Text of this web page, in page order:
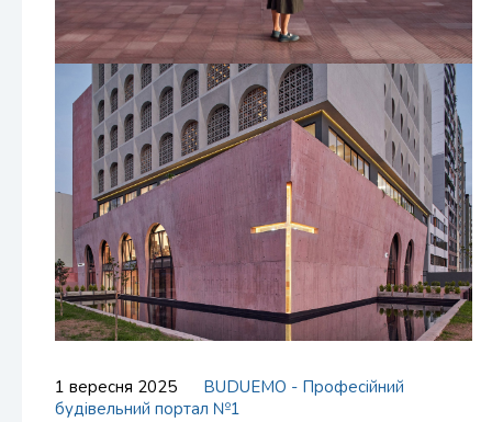
1 вересня 2025
BUDUEMO - Професійний
будівельний портал №1